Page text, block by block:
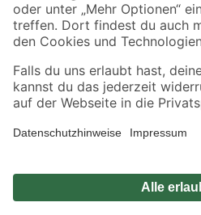
Alle Preisangaben in EUR inkl. gesetzl. MwSt..
Umständen nicht in allen Märkten verfügbar. Die
Produkte nur solange der Vorrat reicht.
*Paketversand ab 59 € versandkostenfrei, gilt
Privatsphäre
Nutzungsbedingungen
Widerrufsrecht